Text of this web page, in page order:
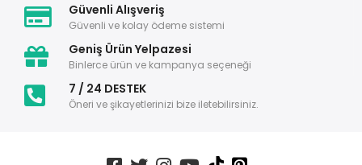
Güvenli Alışveriş
Güvenli ve kolay ödeme sistemi
Geniş Ürün Yelpazesi
Binlerce ürün ve kampanya seçeneği
7 / 24 DESTEK
Öneri ve şikayetlerinizi bize iletebilirsiniz.